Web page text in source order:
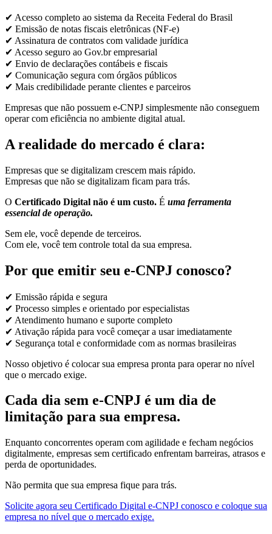
✔ Acesso completo ao sistema da Receita Federal do Brasil
✔ Emissão de notas fiscais eletrônicas (NF-e)
✔ Assinatura de contratos com validade jurídica
✔ Acesso seguro ao Gov.br empresarial
✔ Envio de declarações contábeis e fiscais
✔ Comunicação segura com órgãos públicos
✔ Mais credibilidade perante clientes e parceiros
Empresas que não possuem e-CNPJ simplesmente não conseguem
operar com eficiência no ambiente digital atual.
A realidade do mercado é clara:
Empresas que se digitalizam crescem mais rápido.
Empresas que não se digitalizam ficam para trás.
O Certificado Digital não é um custo. É uma ferramenta
essencial de operação.
Sem ele, você depende de terceiros.
Com ele, você tem controle total da sua empresa.
Por que emitir seu e-CNPJ conosco?
✔ Emissão rápida e segura
✔ Processo simples e orientado por especialistas
✔ Atendimento humano e suporte completo
✔ Ativação rápida para você começar a usar imediatamente
✔ Segurança total e conformidade com as normas brasileiras
Nosso objetivo é colocar sua empresa pronta para operar no nível
que o mercado exige.
Cada dia sem e-CNPJ é um dia de
limitação para sua empresa.
Enquanto concorrentes operam com agilidade e fecham negócios
digitalmente, empresas sem certificado enfrentam barreiras, atrasos e
perda de oportunidades.
Não permita que sua empresa fique para trás.
Solicite agora seu Certificado Digital e-CNPJ conosco e coloque sua
empresa no nível que o mercado exige.